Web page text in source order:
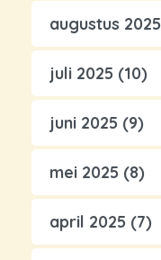
augustus 2025
juli 2025 (10)
juni 2025 (9)
mei 2025 (8)
april 2025 (7)